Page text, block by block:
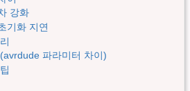
강화
기화 지연
파라미터 차이)